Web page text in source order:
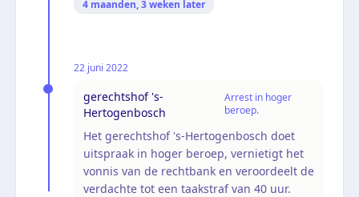
4 maanden, 3 weken later
22 juni 2022
gerechtshof 's-
Hertogenbosch
Arrest in hoger
beroep.
Het gerechtshof 's-Hertogenbosch doet
uitspraak in hoger beroep, vernietigt het
vonnis van de rechtbank en veroordeelt de
verdachte tot een taakstraf van 40 uur.